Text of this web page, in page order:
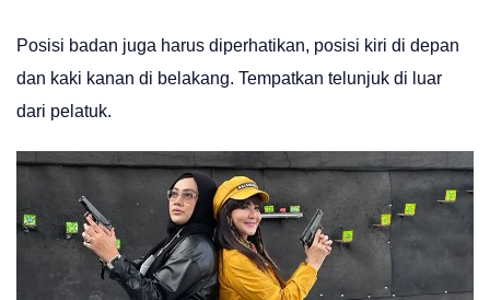
Posisi badan juga harus diperhatikan, posisi kiri di depan
dan kaki kanan di belakang. Tempatkan telunjuk di luar
dari pelatuk.